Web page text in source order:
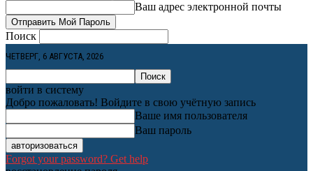
Ваш адрес электронной почты
Поиск
ЧЕТВЕРГ, 6 АВГУСТА, 2026
войти в систему
Добро пожаловать! Войдите в свою учётную запись
Ваше имя пользователя
Ваш пароль
Forgot your password? Get help